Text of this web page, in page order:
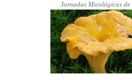
Jornadas Micológicas de